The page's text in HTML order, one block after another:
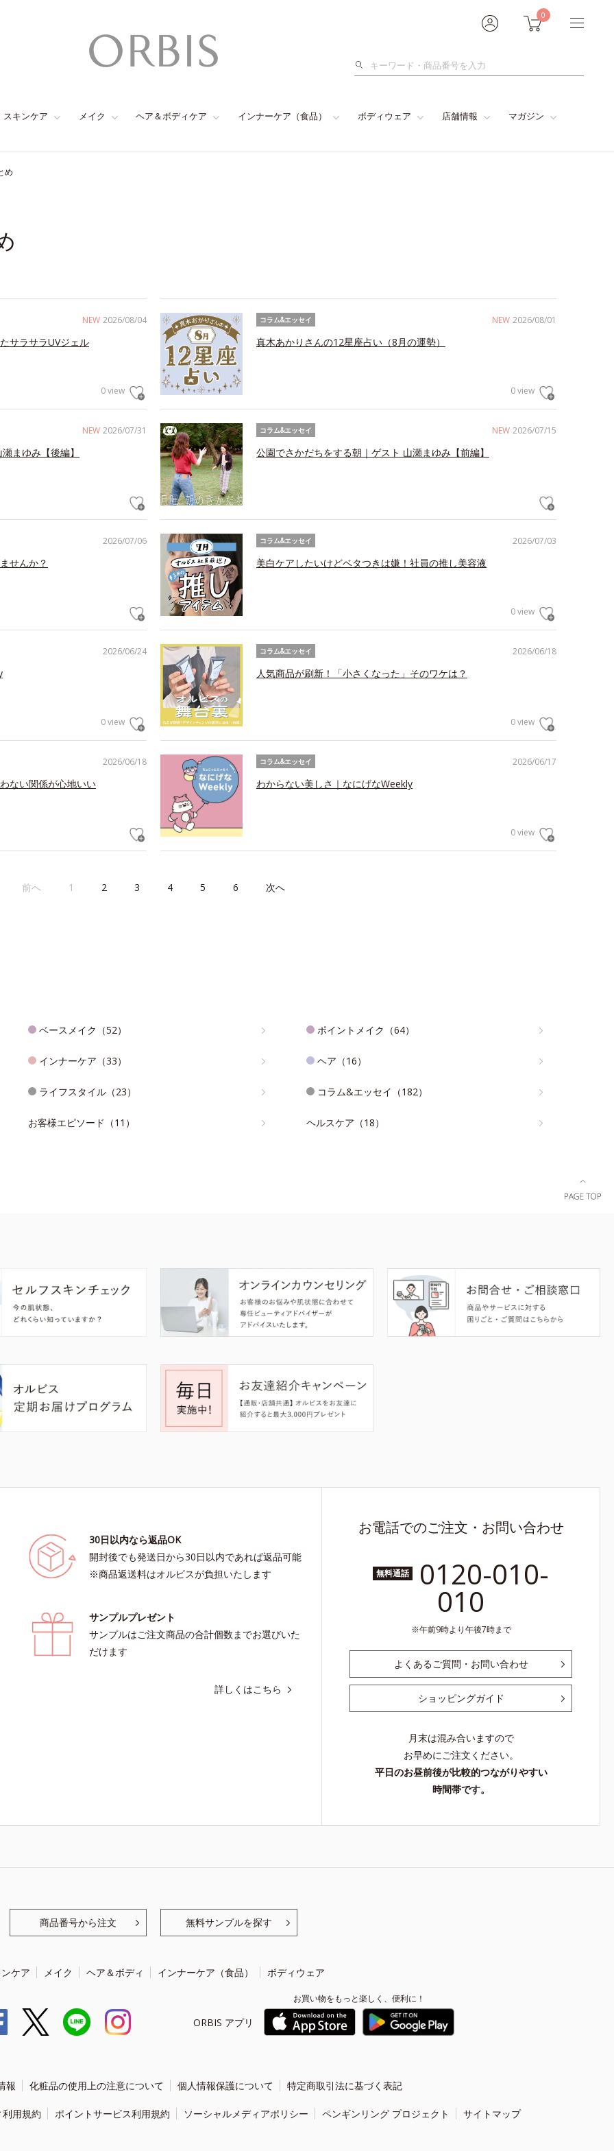
0
検
スキンケア メイク ヘア＆ボディケア インナーケア（食品） ボディウェア 店舗情報 マガジン
め
NEW 2026/08/04
サラサラUVジェル
0 view
NEW 2026/08/01
コラム&エッセイ
真木あかりさんの12星座占い（8月の運勢）
0 view
NEW 2026/07/31
まゆみ【後編】
NEW 2026/07/15
コラム&エッセイ
公園でさかだちをする朝｜ゲスト 山瀬まゆみ【前編】
2026/07/06
せんか？
2026/07/03
コラム&エッセイ
美白ケアしたいけどベタつきは嫌！社員の推し美容液
0 view
2026/06/24
0 view
2026/06/18
コラム&エッセイ
人気商品が刷新！「小さくなった」そのワケは？
0 view
2026/06/18
ない関係が心地いい
2026/06/17
コラム&エッセイ
わからない美しさ｜なにげなWeekly
0 view
前へ 1 2 3 4 5 6 次へ
ベースメイク（52） ポイントメイク（64）
インナーケア（33） ヘア（16）
ライフスタイル（23） コラム&エッセイ（182）
お客様エピソード（11） ヘルスケア（18）
30日以内なら返品OK
開封後でも発送日から30日以内であれば返品可能
※商品返送料はオルビスが負担いたします
サンプルプレゼント
サンプルはご注文商品の合計個数までお選びいた
だけます
詳しくはこちら
お電話でのご注文・お問い合わせ
無料通話 0120-010-
010
午前9時より午後7時まで
よくあるご質問・お問い合わせ
ショッピングガイド
月末は混み合いますので
お早めにご注文ください。
平日のお昼前後が比較的つながりやすい
時間帯です。
商品番号から注文 無料サンプルを探す
ケア メイク ヘア＆ボディ インナーケア（食品） ボディウェア
ORBIS アプリ
お買い物をもっと楽しく、便利に！
報 化粧品の使用上の注意について 個人情報保護について 特定商取引法に基づく表記
用規約 ポイントサービス利用規約 ソーシャルメディアポリシー ペンギンリング プロジェクト サイトマップ